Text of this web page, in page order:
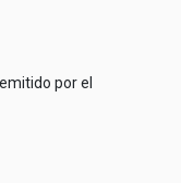
por el